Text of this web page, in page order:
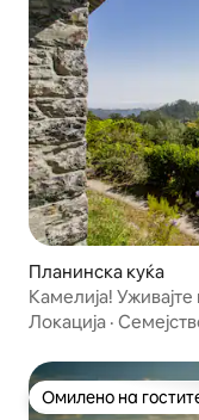
Планинска куќа
Камелија!
Мадеира!
Локација ·
Омилено на
Омилено на